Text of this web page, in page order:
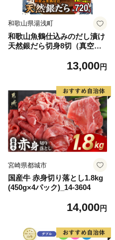
和歌山県湯浅町
和歌山魚鶴仕込みのだし漬け
天然銀だら切身8切（真空パ
製法 良質な脂 ふっくら 柔ら
ぶ だし漬け 煮付け ムニエル
味噌漬け 鍋物 冷凍 湯浅町 送
料無料_G7334
13,000円
宮崎県都城市
国産牛 赤身切り落とし1.8kg
(450g×4パック)_14-3604
14,000円